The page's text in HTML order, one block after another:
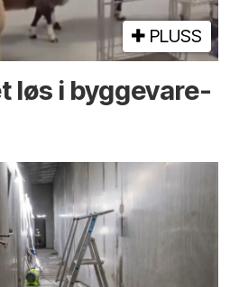
PLUSS
løs i bygge­vare­